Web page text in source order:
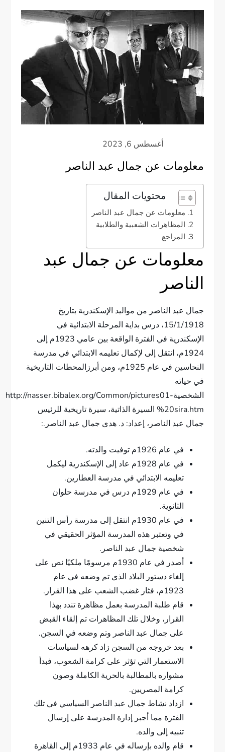
معلومات عن جمال عبد الناصر
محتويات المقال
معلومات عن جمال عبد الناصر
المظاهرات الشعبية والطلابية
المراجع
معلومات عن جمال عبد
الناصر
جمال عبد الناصر من مواليد الإسكندرية بتاريخ
15/1/1918، درس بداية المرحلة الابتدائية في
الإسكندرية في الفترة الواقعة بين عامي 1923م إلى
1924م، انتقل إلى لإكمال تعليمه الابتدائي في مدرسة
النحاسين في عام 1925م، ومن أبرزالمحطات التاريخية
في حياته
الشخصيةhttp://nasser.bibalex.org/Common/pictures01-
%20sira.htm السيرة الذاتية، سيرة تاريخية للرئيس
جمال عبد الناصر، إعداد: د. هدى جمال عبد الناصر.:
في عام 1926م توفيت والدته.
في عام 1928م عاد إلى الإسكندرية ليكمل
تعليمه الابتدائي في مدرسة العطارين.
في عام 1929م درس في مدرسة حلوان
الثانوية.
في عام 1930م انتقل إلى مدرسة رأس التنين
في وتعتبر هذه المدرسة المؤثر الحقيقي في
شخصية جمال عبد الناصر.
أصدر في عام 1930م مرسومًا ملكيًا نص على
إلغاء دستور البلاد الذي تم وضعه في عام
1923م، فثار غضب الشعب على هذا القرار.
قام طلبة المدرسة بعمل مظاهرة تندد بهذا
القرار، وخلال تلك المظاهرات تم إلقاء القبض
على جمال عبد الناصر وتم وضعه في السجن.
بعد خروجه من السجن زاد كرهه لسياسات
الاستعمار التي تؤثر على كرامة الشعوب، فبدأ
مشواره بالمطالبة بالحرية الكاملة وصون
كرامة المصريين.
ازداد نشاط جمال عبد الناصر السياسي في تلك
الفترة مما أجبر إدارة المدرسة على إرسال
تنبيه إلى والده.
قام والده بإرساله في عام 1933م إلى القاهرة